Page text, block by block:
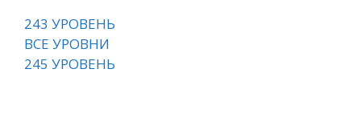
243 УРОВЕНЬ
ВСЕ УРОВНИ
245 УРОВЕНЬ